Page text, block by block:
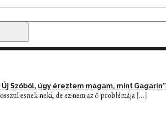
Szóból, úgy éreztem magam, mint Gagarin”
esnek neki, de ez nem az ő problémája[…]